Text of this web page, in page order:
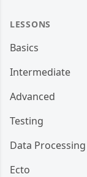
LESSONS
Basics
Intermediate
Advanced
Testing
Data Processing
Ecto